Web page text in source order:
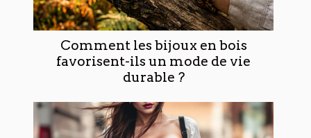
Comment les bijoux en bois
favorisent-ils un mode de vie
durable ?